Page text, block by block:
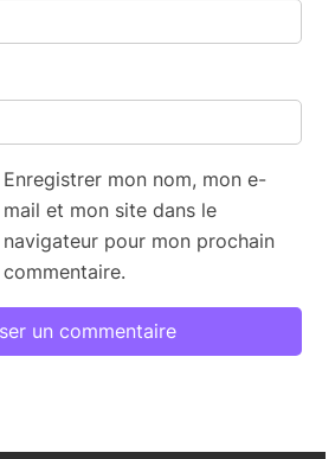
Enregistrer mon nom, mon e-
mail et mon site dans le
navigateur pour mon prochain
commentaire.